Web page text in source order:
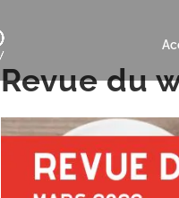
Revue du